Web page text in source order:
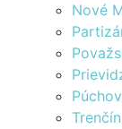
Nové
Púchov
Trenčín